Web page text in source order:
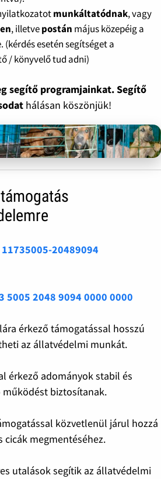
munkáltatódnak, vagy
, illetvepostán május közepéig a
(kérdés esetén segítséget a
/ könyvelő tud adni)
segítő programjainkat. Segítő
hálásan köszönjük!
11735005-20489094
5005 2048 9094 0000 0000
érkező támogatással hosszú
az állatvédelmi munkát.
érkező adományok stabil és
működést biztosítanak.
közvetlenül járul hozzá
cicák megmentéséhez.
utalások segítik az állatvédelmi